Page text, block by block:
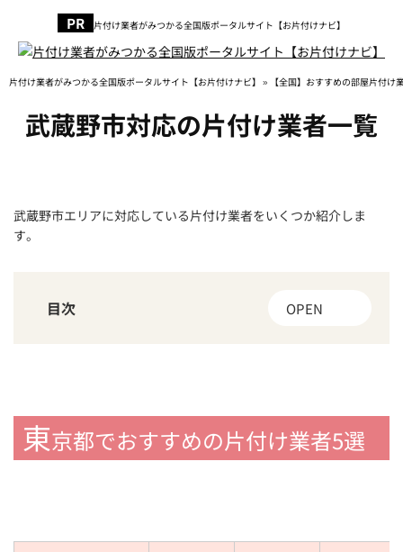
片付け業者がみつかる全国版ポータルサイト【お片付けナビ】
片付け業者がみつかる全国版ポータルサイト【お片付けナビ】 » 【全国】おすすめの部屋片付け
武蔵野市対応の片付け業者一覧
武蔵野市エリアに対応している片付け業者をいくつか紹介しま
す。
目次 OPEN
東京都でおすすめの片付け業者5選